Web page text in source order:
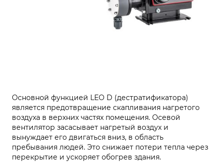
Основной функцией LEO D (дестратификатора)
является предотвращение скапливания нагретого
воздуха в верхних частях помещения. Осевой
вентилятор засасывает нагретый воздух и
вынуждает его двигаться вниз, в область
пребывания людей. Это снижает потери тепла через
перекрытие и ускоряет обогрев здания.